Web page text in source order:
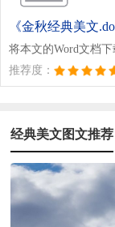
《金秋经典美文
将本文的Word文档
推荐度：
经典美文图文推荐